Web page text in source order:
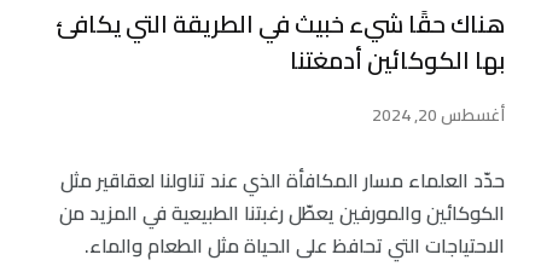
هناك حقًا شيء خبيث في الطريقة التي يكافئ
بها الكوكائين أدمغتنا
أغسطس 20, 2024
حدّد العلماء مسار المكافأة الذي عند تناولنا لعقاقير مثل
الكوكائين والمورفين يعطّل رغبتنا الطبيعية في المزيد من
الاحتياجات التي تحافظ على الحياة مثل الطعام والماء.